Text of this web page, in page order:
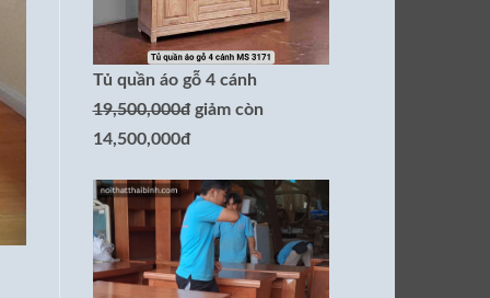
Tủ quần áo gỗ 4 cánh
19,500,000đgiảm còn
14,500,000đ